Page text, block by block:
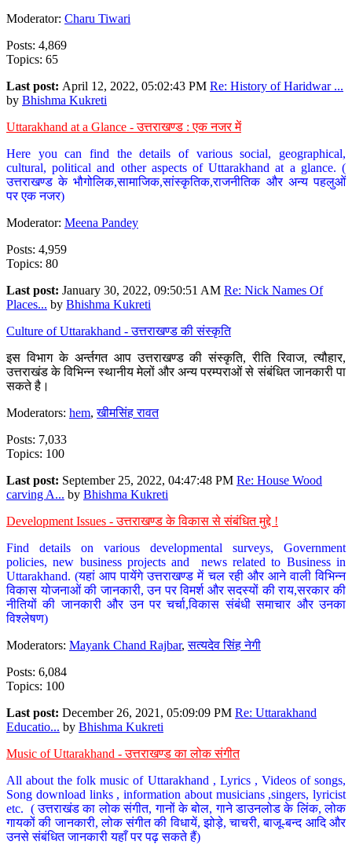
Moderator: Charu Tiwari
Posts: 4,869
Topics: 65
Last post: April 12, 2022, 05:02:43 PM Re: History of Haridwar ...
by Bhishma Kukreti
Uttarakhand at a Glance - उत्तराखण्ड : एक नजर में
Here you can find the details of various social, geographical,
cultural, political and other aspects of Uttarakhand at a glance. (
उत्तराखण्ड के भौगोलिक,सामाजिक,सांस्कृतिक,राजनीतिक और अन्य पहलुओं
पर एक नजर)
Moderator: Meena Pandey
Posts: 4,959
Topics: 80
Last post: January 30, 2022, 09:50:51 AM Re: Nick Names Of
Places... by Bhishma Kukreti
Culture of Uttarakhand - उत्तराखण्ड की संस्कृति
इस विभाग के अर्न्तगत आप उत्तराखण्ड की संस्कृति, रीति रिवाज, त्यौहार,
उत्तराखंड के विभिन्न स्थानीय मेलों और अन्य परम्पराओं से संबंधित जानकारी पा
सकते है।
Moderators: hem,खीमसिंह रावत
Posts: 7,033
Topics: 100
Last post: September 25, 2022, 04:47:48 PM Re: House Wood
carving A... by Bhishma Kukreti
Development Issues - उत्तराखण्ड के विकास से संबंधित मुद्दे !
Find details on various developmental surveys, Government
policies, new business projects and news related to Business in
Uttarakhand. (यहां आप पायेंगे उत्तराखण्ड में चल रही और आने वाली विभिन्न
विकास योजनाओं की जानकारी, उन पर विमर्श और सदस्यों की राय,सरकार की
नीतियों की जानकारी और उन पर चर्चा,विकास संबंधी समाचार और उनका
विश्लेषण)
Moderators: Mayank Chand Rajbar,सत्यदेव सिंह नेगी
Posts: 6,084
Topics: 100
Last post: December 26, 2021, 05:09:09 PM Re: Uttarakhand
Educatio... by Bhishma Kukreti
Music of Uttarakhand - उत्तराखण्ड का लोक संगीत
All about the folk music of Uttarakhand , Lyrics , Videos of songs,
Song download links , information about musicians ,singers, lyricist
etc. ( उत्तराखंड का लोक संगीत, गानों के बोल, गाने डाउनलोड के लिंक, लोक
गायकों की जानकारी, लोक संगीत की विधायें, झोड़े, चाचरी, बाजू-बन्द आदि और
उनसे संबंधित जानकारी यहाँ पर पढ़ सकते हैं)